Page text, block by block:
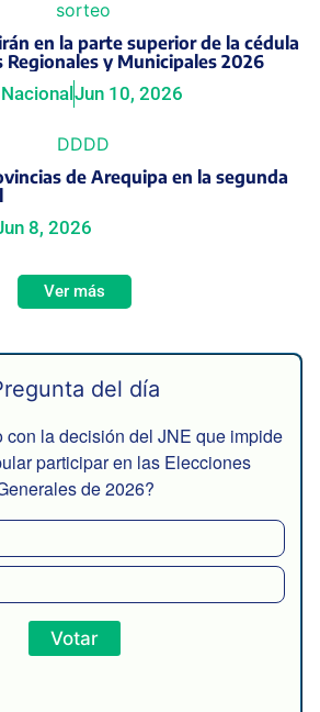
en la parte superior de la cédula
Regionales y Municipales 2026
NacionalJun 10, 2026
de Arequipa en la segunda
8, 2026
Ver más
del día
con la decisión del JNE que impide
participar en las Elecciones
de 2026?